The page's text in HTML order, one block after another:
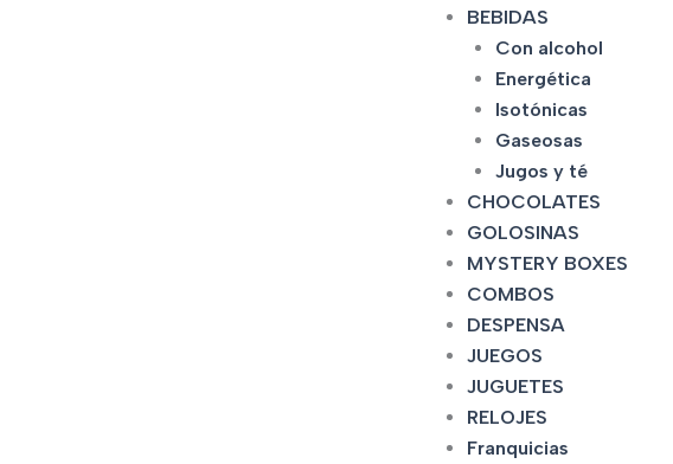
BEBIDAS
Con alcohol
Energética
Isotónicas
Gaseosas
Jugos y té
CHOCOLATES
GOLOSINAS
MYSTERY BOXES
COMBOS
DESPENSA
JUEGOS
JUGUETES
RELOJES
Franquicias